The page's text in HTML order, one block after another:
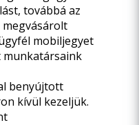
továbbá az
megvásárolt
mobiljegyet
munkatársaink
benyújtott
kívül kezeljük.